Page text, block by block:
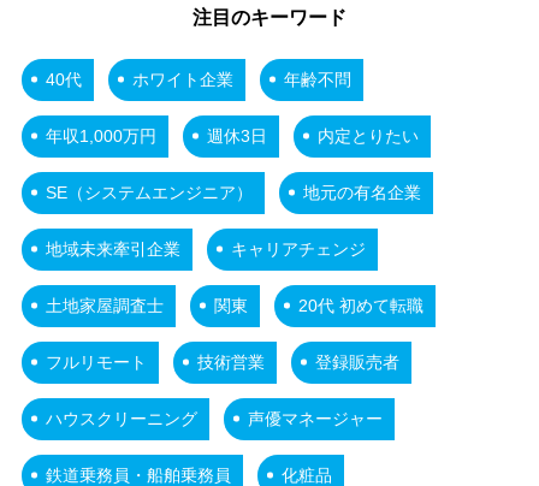
注目のキーワード
40代 ホワイト企業 年齢不問
年収1,000万円 週休3日 内定とりたい
SE（システムエンジニア） 地元の有名企業
地域未来牽引企業 キャリアチェンジ
土地家屋調査士 関東 20代 初めて転職
フルリモート 技術営業 登録販売者
ハウスクリーニング 声優マネージャー
鉄道乗務員・船舶乗務員 化粧品